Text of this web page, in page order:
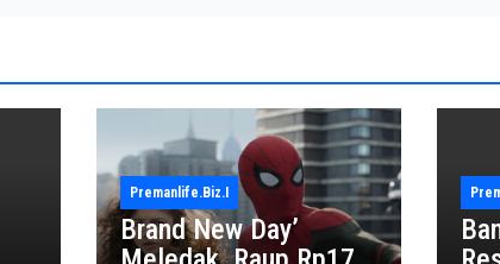
Premanlife.biz.i
Brand New Day’